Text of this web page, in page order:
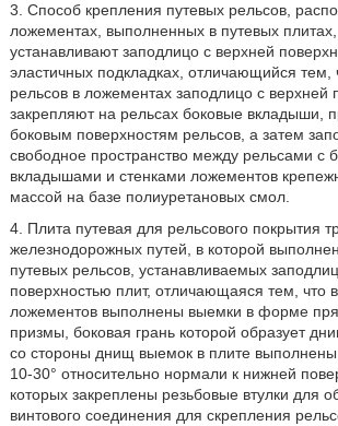
3. Способ крепления путевых рельсов,
ложементах, выполненных в путевых
устанавливают заподлицо с верхней
эластичных подкладках, отличающийся тем,
рельсов в ложементах заподлицо с верхней
закрепляют на рельсах боковые вкладыши,
боковым поверхностям рельсов, а затем
свободное пространство между рельсами с
вкладышами и стенками ложементов
массой на базе полиуретановых смол.
4. Плита путевая для рельсового покрытия
железнодорожных путей, в которой
путевых рельсов, устанавливаемых
поверхностью плит, отличающаяся тем, что
ложементов выполнены выемки в форме
призмы, боковая грань которой образует
со стороны днищ выемок в плите
10-30° относительно нормали к нижней
которых закреплены резьбовые втулки для
винтового соединения для скрепления